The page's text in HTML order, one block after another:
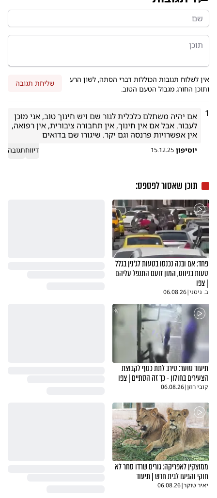
אין לשלוח תגובות הכוללות דברי הסתה, לשון הרע
ותוכן החורג מגבול הטעם הטוב.
שליחת תגובה
1
אין אפשרויות פרנסה וגם יקר. שיגורו שם בדואים
יוסיפון 15.12.25 דיווחתגובה
תוכן שאסור לפספס:
פחד: אם ובנה נכנסו בטעות לג'נין בגלל
טעות בניווט, המון זועם התנפל עליהם
| צפו
ב. ניסני|
06.08.26
תיעוד סוער: סירב לתת כסף לקבוצת
הצעירים בחולון - כך זה הסתיים | צפו
קובי רוזן|
06.08.26
ממוצקין לאפריקה: גורים שרדו סחר לא
חוקי והגיעו לבית חדש | תיעוד
יאיר טוקר|
06.08.26